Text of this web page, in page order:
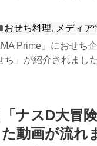
おせち料理, メディア
Prime」におせち
ち」が紹介されまし
ナスD大冒
動画が流れ